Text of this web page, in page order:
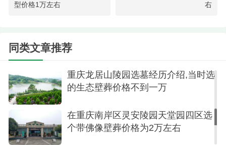
二、实地考察过程
待，带我们参观了几个壁葬区：
价格：3.8万-4.5万
特点：仿古青砖墙面，每个格位带小型瓷像
位，庄重典雅。
型价格1万左右
右
同类文章推荐
从龙台山到龙居山,终定江南风情生态
的生态壁葬
重庆龙居山陵园选墓经历介绍,当时选
的生态壁葬价格不到一万
在重庆南岸区灵安陵园天堂园四区选
个带佛像壁葬价格为2万左右